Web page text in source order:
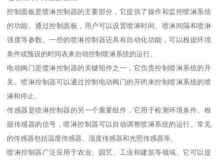
控制面板是喷淋控制器的主要部分，它提供了操作和监控喷淋系统
的功能。通过控制面板，用户可以设置喷淋时间、喷淋间隔和喷淋
强度等参数。一些的喷淋控制器还具有自动化功能，可以根据环境
条件或预设的时间表来自动控制喷淋系统的运行。
电动阀门是喷淋控制器的关键组件之一，它负责控制喷淋系统的开
关。喷淋控制器可以通过控制电动阀门的开闭来控制喷淋系统的喷
淋和停止。
传感器是喷淋控制器的另一个重要组件，它用于检测环境条件。根
据传感器的信号，喷淋控制器可以自动调整喷淋系统的运行。常见
的传感器包括温度传感器、湿度传感器和光照传感器等。
喷淋控制器广泛应用于农业、园艺、工业和建筑等领域。它可以提